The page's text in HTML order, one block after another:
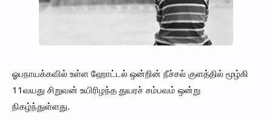
ஓபநாயக்கவில் உள்ள ஹோட்டல் ஒன்றின் நீச்சல் குளத்தில் மூழ்கி
11வயது சிறுவன் உயிரிழந்த துயரச் சம்பவம் ஒன்று
நிகழ்ந்துள்ளது.